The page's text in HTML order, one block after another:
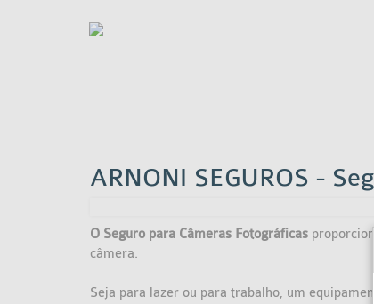
ARNONI SEGUROS -
O Seguro para Câmeras Fotográficas
câmera.
Seja para lazer ou para trabalho, um